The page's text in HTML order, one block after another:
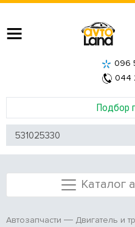
Подбор
096
044
Каталог
Автозапчасти Двигатель и